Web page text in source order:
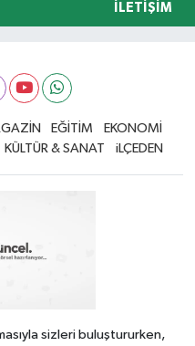
İLETIŞIM
EĞİTİM
EKONOMİ
KÜLTÜR & SANAT iLÇEDEN
sizleri buluştururken,